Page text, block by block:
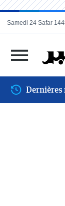
Samedi 24 Safar
Dernières